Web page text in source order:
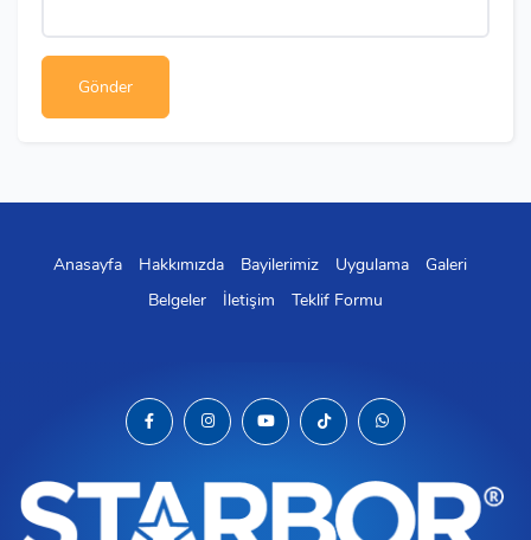
Anasayfa Hakkımızda Bayilerimiz Uygulama
Galeri
Belgeler
İletişim Teklif Formu